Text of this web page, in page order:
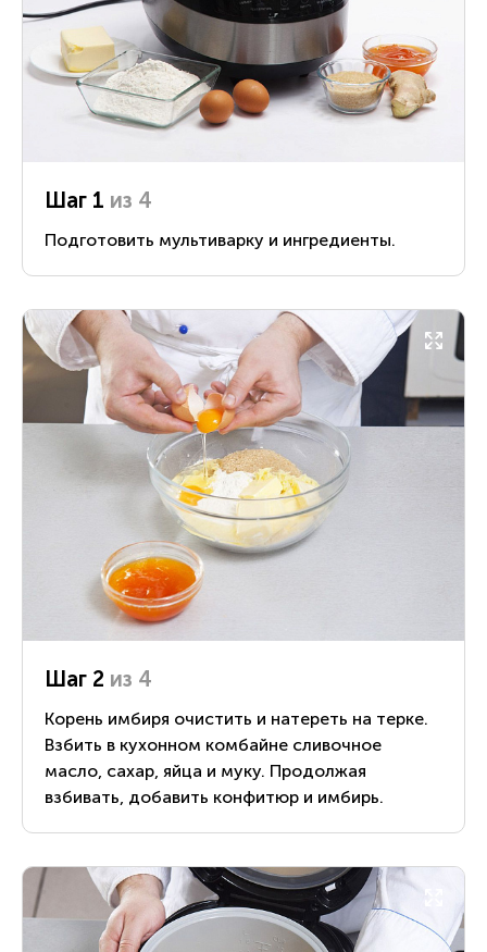
Шаг 1 из 4
Подготовить мультиварку и ингредиенты.
Шаг 2 из 4
Корень имбиря очистить и натереть на терке.
Взбить в кухонном комбайне сливочное
масло, сахар, яйца и муку. Продолжая
взбивать, добавить конфитюр и имбирь.